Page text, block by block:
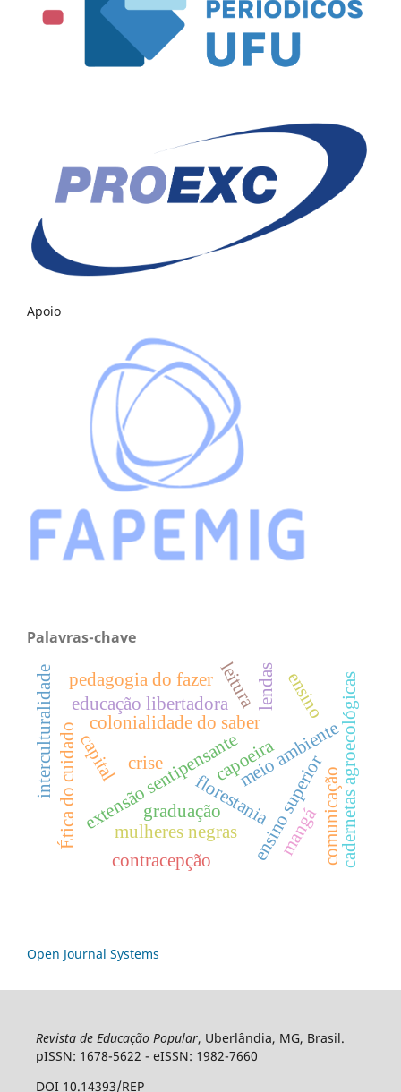
Apoio
Palavras-chave
extensão sentipensante
colonialidade do saber
educação libertadora
florestania
Ética do cuidado
interculturalidade
ensino superiorcadernetas agroecológicas
crise
capital meio ambiente
ensino
graduação
mulheres negras comunicação
mangá
leitura
capoeira
lendas
pedagogia do fazer
contracepção
Open Journal Systems
Revista de Educação Popular, Uberlândia, MG, Brasil.
pISSN: 1678-5622 - eISSN: 1982-7660
DOI 10.14393/REP